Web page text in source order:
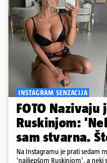
INSTAGRAM SENZACIJA
FOTO
Ruskinjom:
sam stvarna.
Na Instagramu je prati sedam
'najljepšom Ruskinjom', a neki